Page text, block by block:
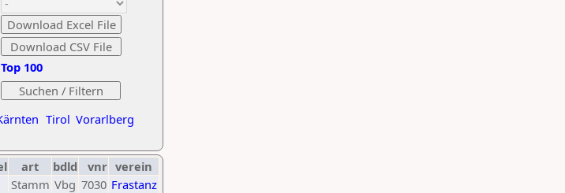
Tirol Vorarlberg
Top 100
art bdld vnr verein
Stamm Vbg 7030 Frastanz